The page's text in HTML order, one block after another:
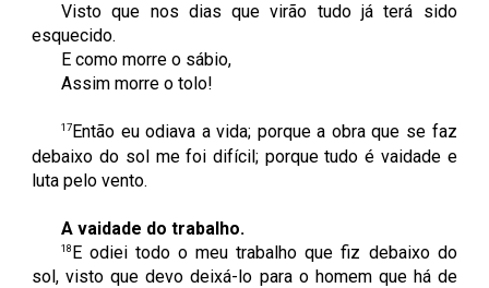
Visto que nos dias que virão tudo já terá sido
esquecido.
E como morre o sábio,
Assim morre o tolo!
17 Então eu odiava a vida; porque a obra que se faz
debaixo do sol me foi difícil; porque tudo é vaidade e
luta pelo vento.
A vaidade do trabalho.
18E odiei todo o meu trabalho que fiz debaixo do
sol, visto que devo deixá-lo para o homem que há de